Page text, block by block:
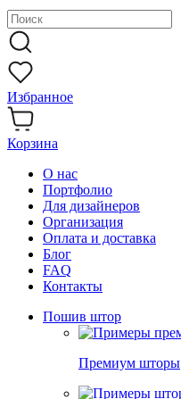
Избранное
Корзина
О нас
Портфолио
Для дизайнеров
Организация
Оплата и доставка
Блог
FAQ
Контакты
Пошив штор
Премиум шторы